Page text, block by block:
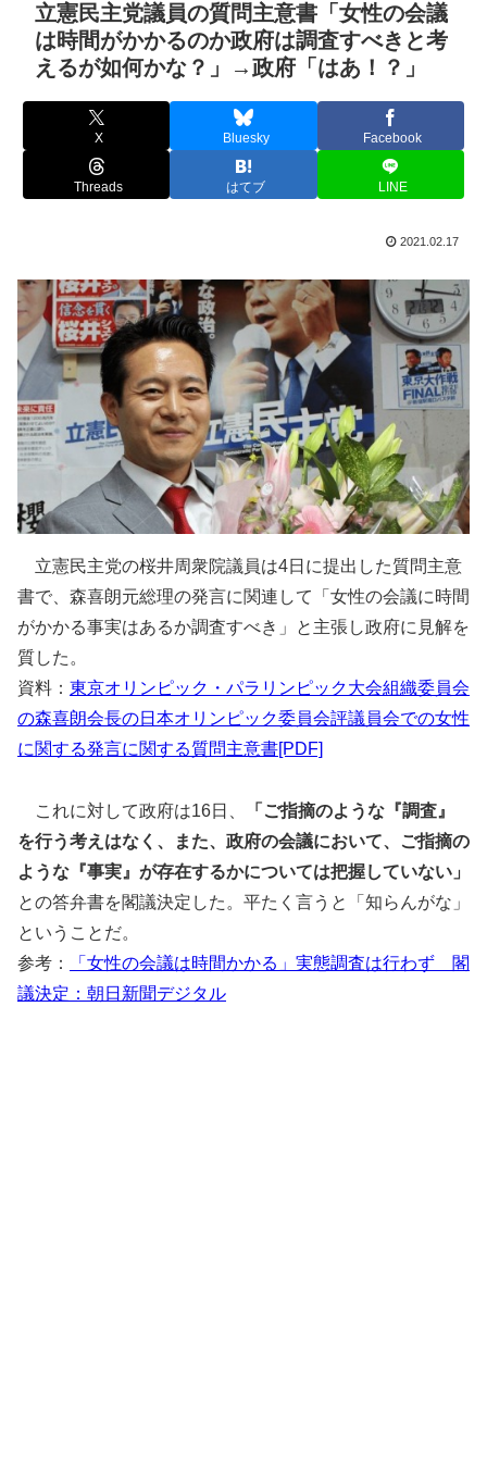
立憲民主党議員の質問主意書「女性の会議
は時間がかかるのか政府は調査すべきと考
えるが如何かな？」→政府「はあ！？」
X Bluesky Facebook
Threads はてブ LINE
2021.02.17
立憲民主党の桜井周衆院議員は4日に提出した質問主意
書で、森喜朗元総理の発言に関連して「女性の会議に時間
がかかる事実はあるか調査すべき」と主張し政府に見解を
質した。
資料： 東京オリンピック・パラリンピック大会組織委員会
の森喜朗会長の日本オリンピック委員会評議員会での女性
に関する発言に関する質問主意書[PDF]
これに対して政府は16日、
「ご指摘のような『調査』
を行う考えはなく、また、政府の会議において、ご指摘の
ような『事実』が存在するかについては把握していない」
との答弁書を閣議決定した。平たく言うと「知らんがな」
ということだ。
参考：
「女性の会議は時間かかる」実態調査は行わず 閣
議決定：朝日新聞デジタル